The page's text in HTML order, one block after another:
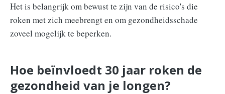
Het is belangrijk om bewust te zijn van de risico's die
roken met zich meebrengt en om gezondheidsschade
zoveel mogelijk te beperken.
Hoe beïnvloedt 30 jaar roken de
gezondheid van je longen?